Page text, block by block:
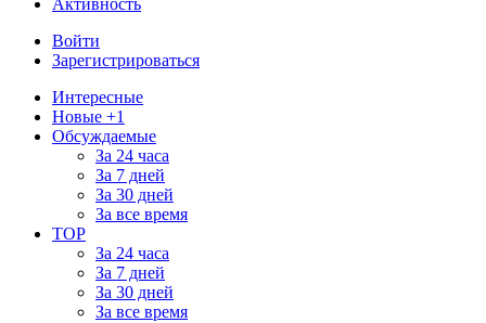
Активность
Войти
Зарегистрироваться
Интересные
Новые +1
Обсуждаемые
За 24 часа
За 7 дней
За 30 дней
За все время
TOP
За 24 часа
За 7 дней
За 30 дней
За все время